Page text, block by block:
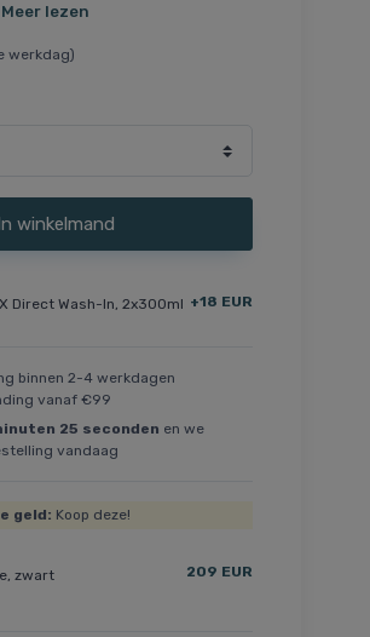
Meer lezen
werkdag)
winkelmand
Direct Wash-In, 2x300ml +18 EUR
binnen 2-4 werkdagen
vanaf €99
25 seconden en we
vandaag
geld: Koop deze!
zwart 209 EUR